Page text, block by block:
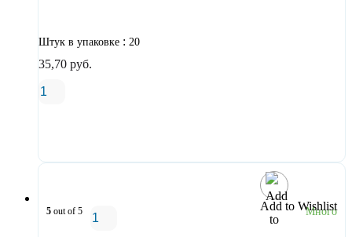
Штук в упаковке : 20
35,70 руб.
Add to Wishlist
5 out of 5 Много